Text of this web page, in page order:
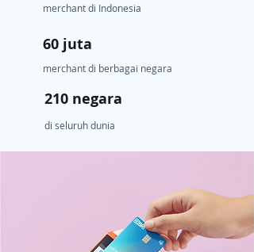
merchant di Indonesia
60 juta
merchant di berbagai negara
210 negara
di seluruh dunia